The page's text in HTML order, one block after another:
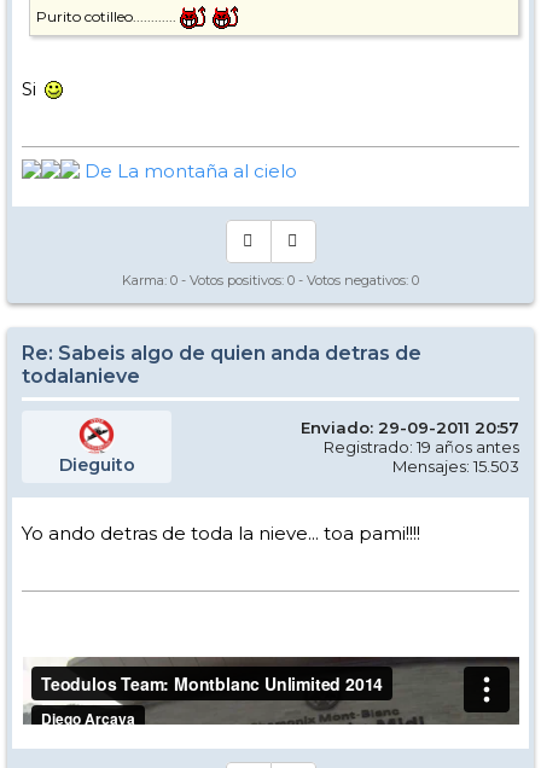
Purito cotilleo............
Si
De La montaña al cielo
Karma: 0 - Votos positivos: 0 - Votos negativos: 0
Re: Sabeis algo de quien anda detras de
todalanieve
Dieguito
Enviado: 29-09-2011 20:57
Registrado: 19 años antes
Mensajes: 15.503
Yo ando detras de toda la nieve... toa pami!!!!